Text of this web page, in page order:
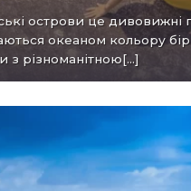
океаном кольору
з різноманітною[...]